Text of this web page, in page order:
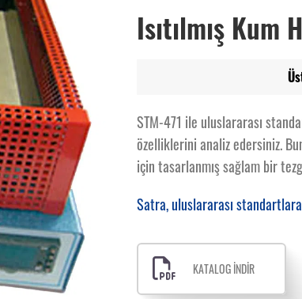
Isıtılmış Kum
STM-471 ile uluslararası
özelliklerini analiz edersiniz.
için tasarlanmış sağlam bir
Satra, uluslararası
KATALOG İNDİR